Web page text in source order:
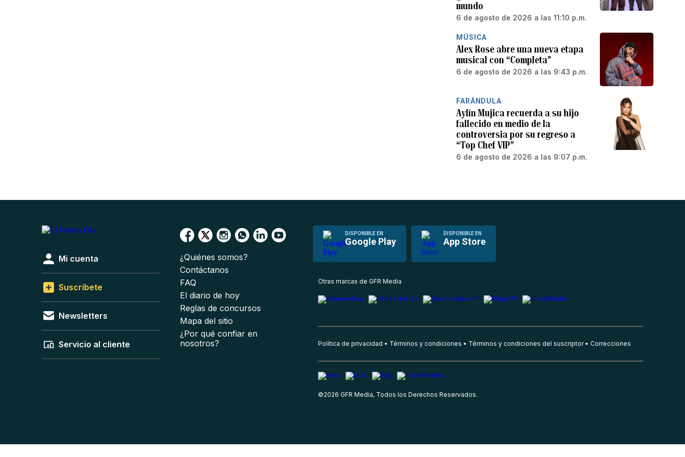
mundo
6 de agosto de 2026 a las 11:10 p.m.
MÚSICA
Alex Rose abre una nueva etapa
musical con “Completa”
6 de agosto de 2026 a las 9:43 p.m.
FARÁNDULA
Aylín Mujica recuerda a su hijo
fallecido en medio de la
controversia por su regreso a
“Top Chef VIP”
6 de agosto de 2026 a las 9:07 p.m.
DISPONIBLE EN
Google Play
DISPONIBLE EN
App Store
Mi cuenta
Suscríbete
Newsletters
Servicio al cliente
¿Quiénes somos?
Contáctanos
FAQ
El diario de hoy
Reglas de concursos
Mapa del sitio
¿Por qué confiar en
nosotros?
Otras marcas de GFR Media
Política de privacidad Términos y condiciones Términos y condiciones del suscriptor Correcciones
©2026 GFR Media, Todos los Derechos Reservados.